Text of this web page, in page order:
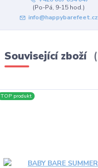
(Po-Pá, 9-15 hod.)
info@happybarefeet.cz
Související zboží
TOP produkt